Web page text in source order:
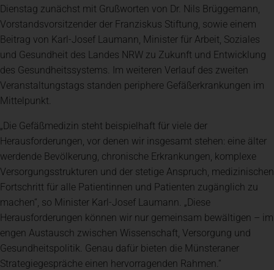
Dienstag zunächst mit Grußworten von Dr. Nils Brüggemann,
Vorstandsvorsitzender der Franziskus Stiftung, sowie einem
Beitrag von Karl-Josef Laumann, Minister für Arbeit, Soziales
und Gesundheit des Landes NRW zu Zukunft und Entwicklung
des Gesundheitssystems. Im weiteren Verlauf des zweiten
Veranstaltungstags standen periphere Gefäßerkrankungen im
Mittelpunkt.
„Die Gefäßmedizin steht beispielhaft für viele der
Herausforderungen, vor denen wir insgesamt stehen: eine älter
werdende Bevölkerung, chronische Erkrankungen, komplexe
Versorgungsstrukturen und der stetige Anspruch, medizinischen
Fortschritt für alle Patientinnen und Patienten zugänglich zu
machen“, so Minister Karl-Josef Laumann. „Diese
Herausforderungen können wir nur gemeinsam bewältigen – im
engen Austausch zwischen Wissenschaft, Versorgung und
Gesundheitspolitik. Genau dafür bieten die Münsteraner
Strategiegespräche einen hervorragenden Rahmen.“